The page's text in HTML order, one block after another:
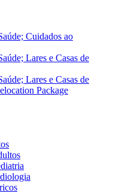
Cuidados ao
Lares e Casas de
Lares e Casas de
Package